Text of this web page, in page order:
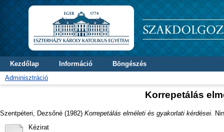
Kezdőlap Információ
Böngészés
Adminisztráció
Korrepetálás
Szentpéteri, Dezsőné (1982) Korrepetálás elméleti és gyakorlati kérdései.
Kézirat